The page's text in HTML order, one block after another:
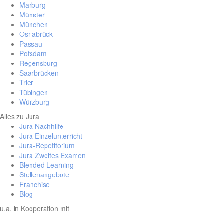
Marburg
Münster
München
Osnabrück
Passau
Potsdam
Regensburg
Saarbrücken
Trier
Tübingen
Würzburg
Alles zu Jura
Jura Nachhilfe
Jura Einzelunterricht
Jura-Repetitorium
Jura Zweites Examen
Blended Learning
Stellenangebote
Franchise
Blog
u.a. in Kooperation mit